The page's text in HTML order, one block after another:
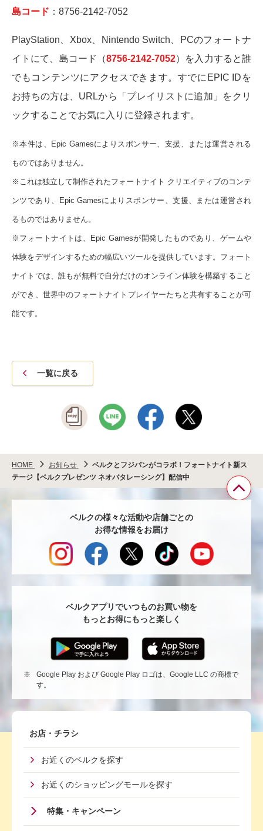
島コード ：8756-2142-7052
PlayStation、Xbox、Nintendo Switch、PCのフォートナ
イトにて、島コード（8756-2142-7052）を入力すると誰
でもコンテンツにアクセスできます。すでにEPIC IDを
お持ちの方は、URLから「プレイリストに追加」をクリ
ックすることでお気に入りに登録されます。
※本件は、Epic Gamesによりスポンサー、支援、または運営される
ものではありません。
※これは独立して制作されたフォートナイト クリエイティブのコンテ
ンツであり、Epic Gamesによりスポンサー、支援、または運営され
るものではありません。
※フォートナイトは、Epic Gamesが開発したものであり、ゲームや
体験をデザインするための幅広いツールを提供しています。フォート
ナイトでは、誰もが無料で自分だけのオンライン体験を構築すること
ができ、世界中のフォートナイトプレイヤーたちと共有することが可
能です。
一覧に戻る
HOME お知らせ
ベルクとフジパンがコラボ！フォートナイト新ス
テージ【ベルクプレゼンツ ネオバタレーシング】配信中
ベルクの様々な活動や店舗ごとの
お得な情報をお届け
ベルクアプリでいつものお買い物を
もっとお得にもっと楽しく
※
Google Play および Google Play ロゴは、Google LLC の商標で
す。
Footer
First
Menu
お店・チラシ
お近くのベルクを探す
お近くのショッピングモールを探す
特集・キャンペーン